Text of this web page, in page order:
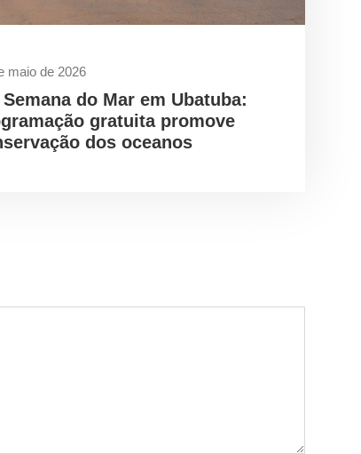
maio de 2026
Semana do Mar em Ubatuba:
gratuita promove
dos oceanos